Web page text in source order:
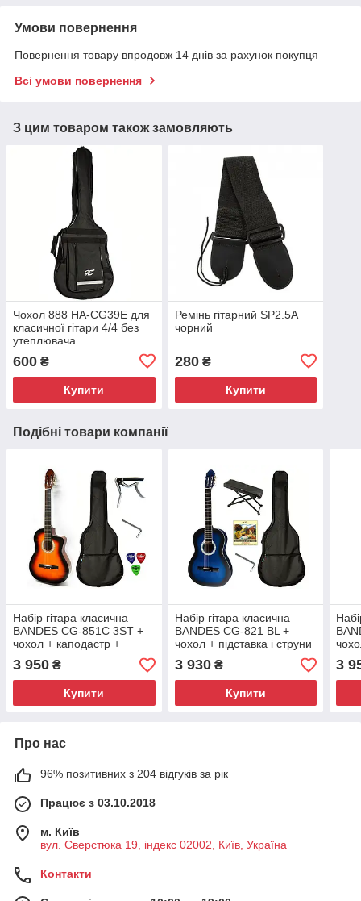
Умови повернення
Повернення товару впродовж 14 днів за рахунок покупця
Всі умови повернення
З цим товаром також замовляють
Чохол 888 HA-CG39E для
класичної гітари 4/4 без
утеплювача
600 ₴
Купити
Ремінь гітарний SP2.5A
чорний
280₴
Купити
Подібні товари компанії
Набір гітара класична
BANDES CG-851C 3ST +
чохол + каподастр +
медіатори
3 950 ₴
Купити
Набір гітара класична
BANDES CG-821 BL +
чохол + підставка і струни
3 930₴
Купити
3
Про нас
96% позитивних з 204 відгуків за рік
Працює з 03.10.2018
м. Київ
вул. Сверстюка 19, індекс 02002, Київ, Україна
Контакти